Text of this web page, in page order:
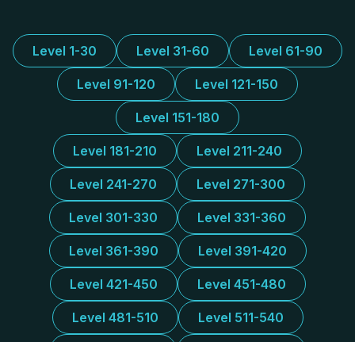
Level 1-30 Level 31-60 Level 61-90
Level 91-120 Level 121-150
Level 151-180
Level 181-210 Level 211-240
Level 241-270 Level 271-300
Level 301-330 Level 331-360
Level 361-390 Level 391-420
Level 421-450 Level 451-480
Level 481-510 Level 511-540